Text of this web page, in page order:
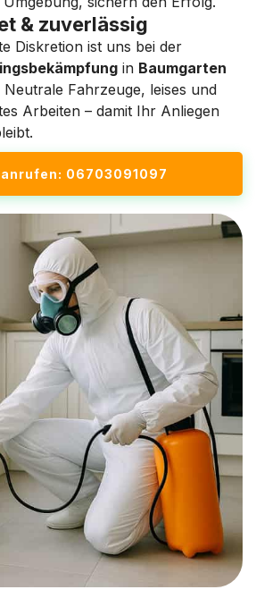
& zuverlässig
Diskretion ist uns bei der
in Baumgarten
Neutrale Fahrzeuge, leises und
Arbeiten – damit Ihr Anliegen
06703091097